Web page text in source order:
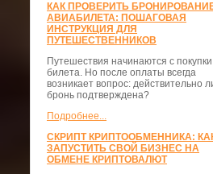
КАК ПРОВЕРИТЬ
АВИАБИЛЕТА: ПОШАГОВАЯ
ИНСТРУКЦИЯ ДЛЯ
ПУТЕШЕСТВЕННИКОВ
Путешествия начинаются с покупки
билета. Но после оплаты всегда
возникает вопрос: действительно
бронь подтверждена?
Подробнее...
СКРИПТ КРИПТООБМЕННИКА:
ЗАПУСТИТЬ СВОЙ БИЗНЕС НА
ОБМЕНЕ КРИПТОВАЛЮТ